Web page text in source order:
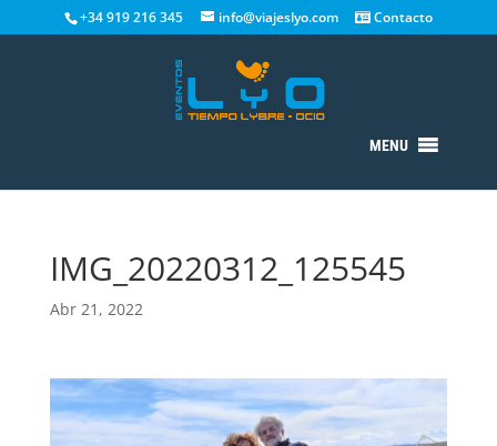
+34 919 216 345 info@viajeslyo.com Contacto
MENU
IMG_20220312_125545
Abr 21, 2022